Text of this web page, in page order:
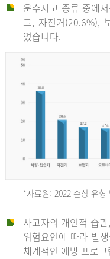
운수사고 종류 중에
고, 자전거(20.6%),
었습니다.
*자료원: 2022 손상 유
사고자의 개인적 습
위험요인에 따라 발
체계적인 예방 프로